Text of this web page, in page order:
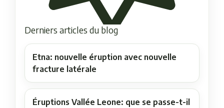
Derniers articles du blog
Etna: nouvelle éruption avec nouvelle
fracture latérale
Éruptions Vallée Leone: que se passe-t-il